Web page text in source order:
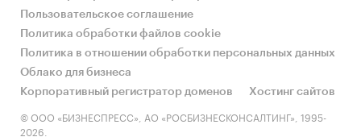
Пользовательское соглашение
Политика обработки файлов cookie
Политика в отношении обработки персональных данных
Облако для бизнеса
Корпоративный регистратор доменов
Хостинг сайтов
© ООО «БИЗНЕСПРЕСС», АО «РОСБИЗНЕСКОНСАЛТИНГ», 1995-
2026.